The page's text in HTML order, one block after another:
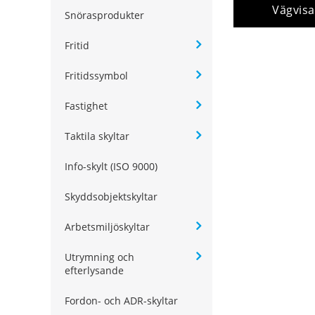
Snörasprodukter
Fritid
Fritidssymbol
Fastighet
Taktila skyltar
Info-skylt (ISO 9000)
Skyddsobjektskyltar
Arbetsmiljöskyltar
Utrymning och
efterlysande
Fordon- och ADR-skyltar